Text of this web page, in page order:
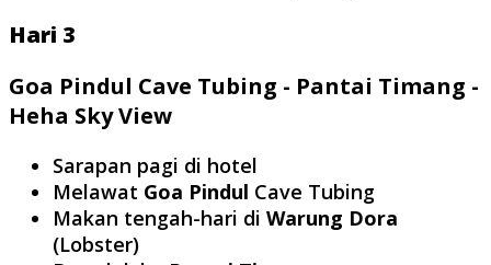
Hari 3
Goa Pindul Cave Tubing - Pantai Timang -
Heha Sky View
Sarapan pagi di hotel
Melawat Goa Pindul Cave Tubing
Makan tengah-hari di Warung Dora
(Lobster)